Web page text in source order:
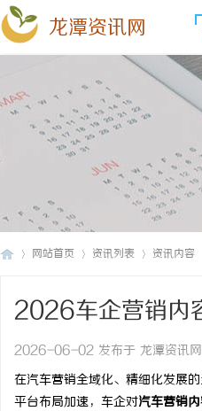
龙潭资讯网
网站首页 资讯列表 资讯内容
2026车企营销内
2026-06-02 发布于 龙潭资讯网
在汽车营销全域化、精细化发展的
平台布局加速，车企对汽车营销